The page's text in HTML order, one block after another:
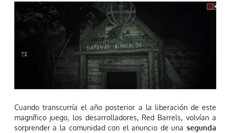
Cuando transcurría el año posterior a la liberación de este
magnífico juego, los desarrolladores, Red Barrels, volvían a
sorprender a la comunidad con el anuncio de una segunda